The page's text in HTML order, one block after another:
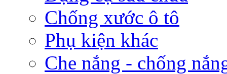
Chống xước ô tô
Phụ kiện khác
Che nắng - chống